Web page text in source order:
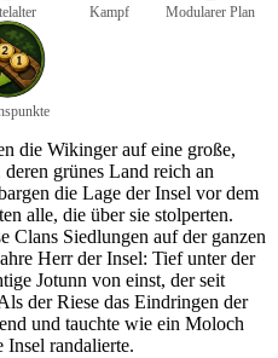
Kampf Modularer Plan
die Wikinger auf eine große,
grünes Land reich an
die Lage der Insel vor dem
alle, die über sie stolperten.
Clans Siedlungen auf der ganzen
Herr der Insel: Tief unter der
Jotunn von einst, der seit
der Riese das Eindringen der
und tauchte wie ein Moloch
Insel randalierte.